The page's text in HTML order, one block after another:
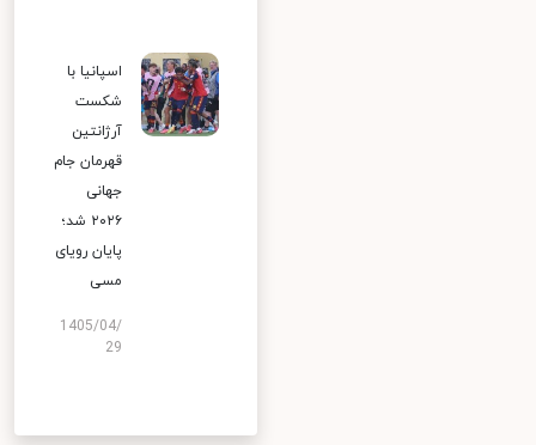
اسپانیا با
شکست
آرژانتین
قهرمان جام
جهانی
۲۰۲۶ شد؛
پایان رویای
مسی
1405/04/
29